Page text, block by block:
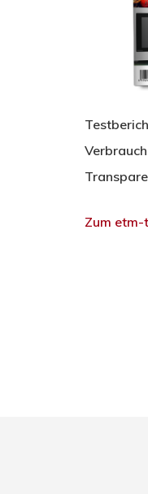
Zum